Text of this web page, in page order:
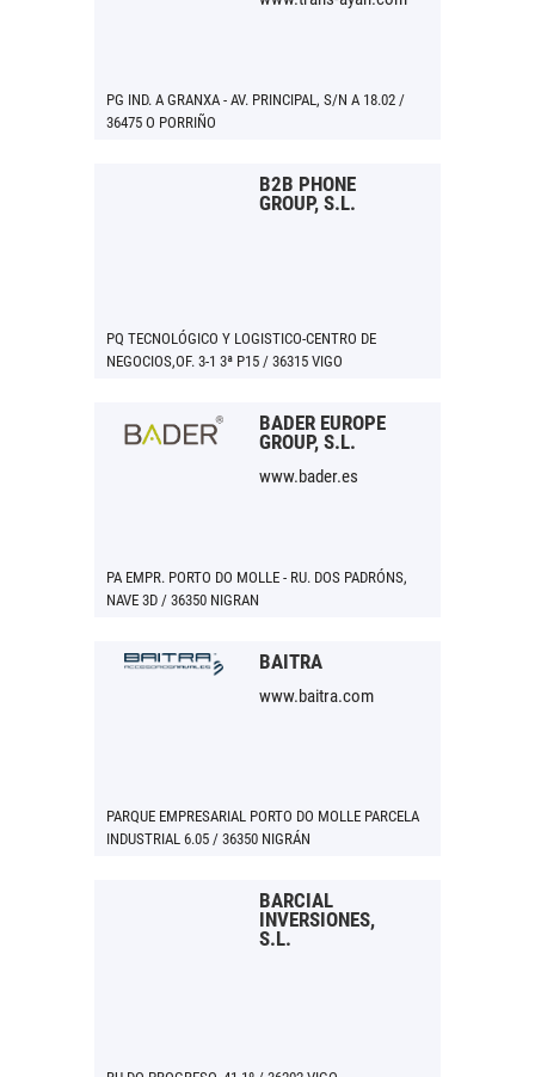
PG IND. A GRANXA - AV. PRINCIPAL, S/N A 18.02 /
36475 O PORRIÑO
B2B PHONE
GROUP, S.L.
PQ TECNOLÓGICO Y LOGISTICO-CENTRO DE
NEGOCIOS,OF. 3-1 3ª P15 / 36315 VIGO
BADER EUROPE
GROUP, S.L.
www.bader.es
PA EMPR. PORTO DO MOLLE - RU. DOS PADRÓNS,
NAVE 3D / 36350 NIGRAN
BAITRA
www.baitra.com
PARQUE EMPRESARIAL PORTO DO MOLLE PARCELA
INDUSTRIAL 6.05 / 36350 NIGRÁN
BARCIAL
INVERSIONES,
S.L.